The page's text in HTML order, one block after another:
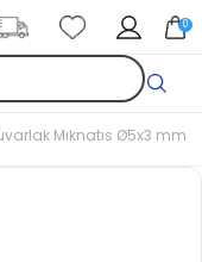
0
Mıknatıs Ø5x3 mm